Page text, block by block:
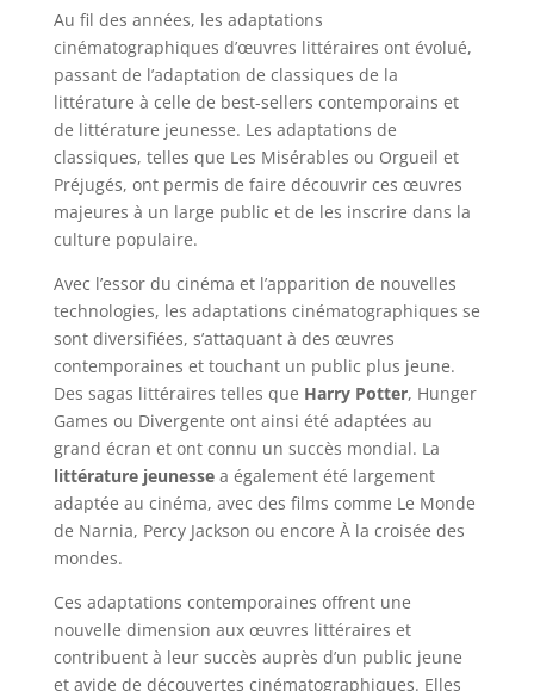
Au fil des années, les adaptations
cinématographiques d’œuvres littéraires ont évolué,
passant de l’adaptation de classiques de la
littérature à celle de best-sellers contemporains et
de littérature jeunesse. Les adaptations de
classiques, telles que Les Misérables ou Orgueil et
Préjugés, ont permis de faire découvrir ces œuvres
majeures à un large public et de les inscrire dans la
culture populaire.
Avec l’essor du cinéma et l’apparition de nouvelles
technologies, les adaptations cinématographiques se
sont diversifiées, s’attaquant à des œuvres
contemporaines et touchant un public plus jeune.
Des sagas littéraires telles que Harry Potter, Hunger
Games ou Divergente ont ainsi été adaptées au
grand écran et ont connu un succès mondial. La
littérature jeunessea également été largement
adaptée au cinéma, avec des films comme Le Monde
de Narnia, Percy Jackson ou encore À la croisée des
mondes.
Ces adaptations contemporaines offrent une
nouvelle dimension aux œuvres littéraires et
contribuent à leur succès auprès d’un public jeune
et avide de découvertes cinématographiques. Elles